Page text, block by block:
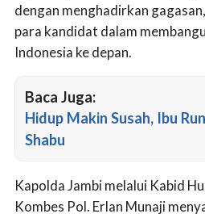
dengan menghadirkan
para kandidat dalam
Indonesia ke depan.
Baca Juga:
Hidup Makin Susah, Ibu
Shabu
Kapolda Jambi melalui Kabid
Kombes Pol. Erlan Munaji